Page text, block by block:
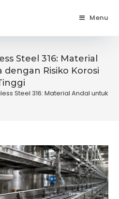
Menu
Steel 316: Material
Risiko Korosi
Steel 316: Material Andal untuk